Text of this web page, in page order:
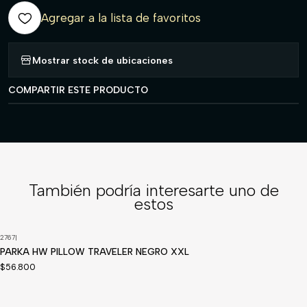
Agregar a la lista de favoritos
Mostrar stock de ubicaciones
COMPARTIR ESTE PRODUCTO
También podría interesarte uno de
estos
2767|
PARKA HW PILLOW TRAVELER NEGRO XXL
$56.800